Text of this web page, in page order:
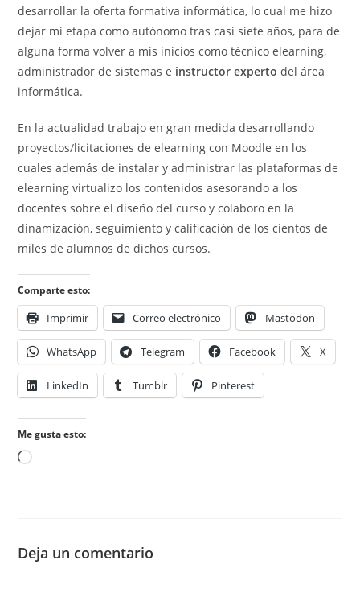
desarrollar la oferta formativa informática, lo cual me hizo
dejar mi etapa como autónomo tras casi siete años, para de
alguna forma volver a mis inicios como técnico elearning,
administrador de sistemas e instructor experto del área
informática.
En la actualidad trabajo en gran medida desarrollando
proyectos/licitaciones de elearning con Moodle en los
cuales además de instalar y administrar las plataformas de
elearning virtualizo los contenidos asesorando a los
docentes sobre el diseño del curso y colaboro en la
dinamización, seguimiento y calificación de los cientos de
miles de alumnos de dichos cursos.
Comparte esto:
Imprimir Correo electrónico Mastodon
WhatsApp Telegram Facebook X
LinkedIn Tumblr Pinterest
Me gusta esto:
Cargando...
Deja un comentario